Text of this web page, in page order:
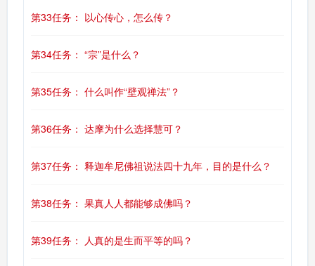
第33任务： 以心传心，怎么传？
第34任务： “宗”是什么？
第35任务： 什么叫作“壁观禅法”？
第36任务： 达摩为什么选择慧可？
第37任务： 释迦牟尼佛祖说法四十九年，目的是什么？
第38任务： 果真人人都能够成佛吗？
第39任务： 人真的是生而平等的吗？